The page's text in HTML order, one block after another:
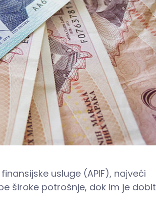
usluge (APIF), najveći
široke potrošnje, dok im je dobit